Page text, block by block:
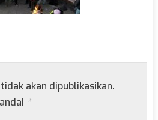
akan dipublikasikan.
*